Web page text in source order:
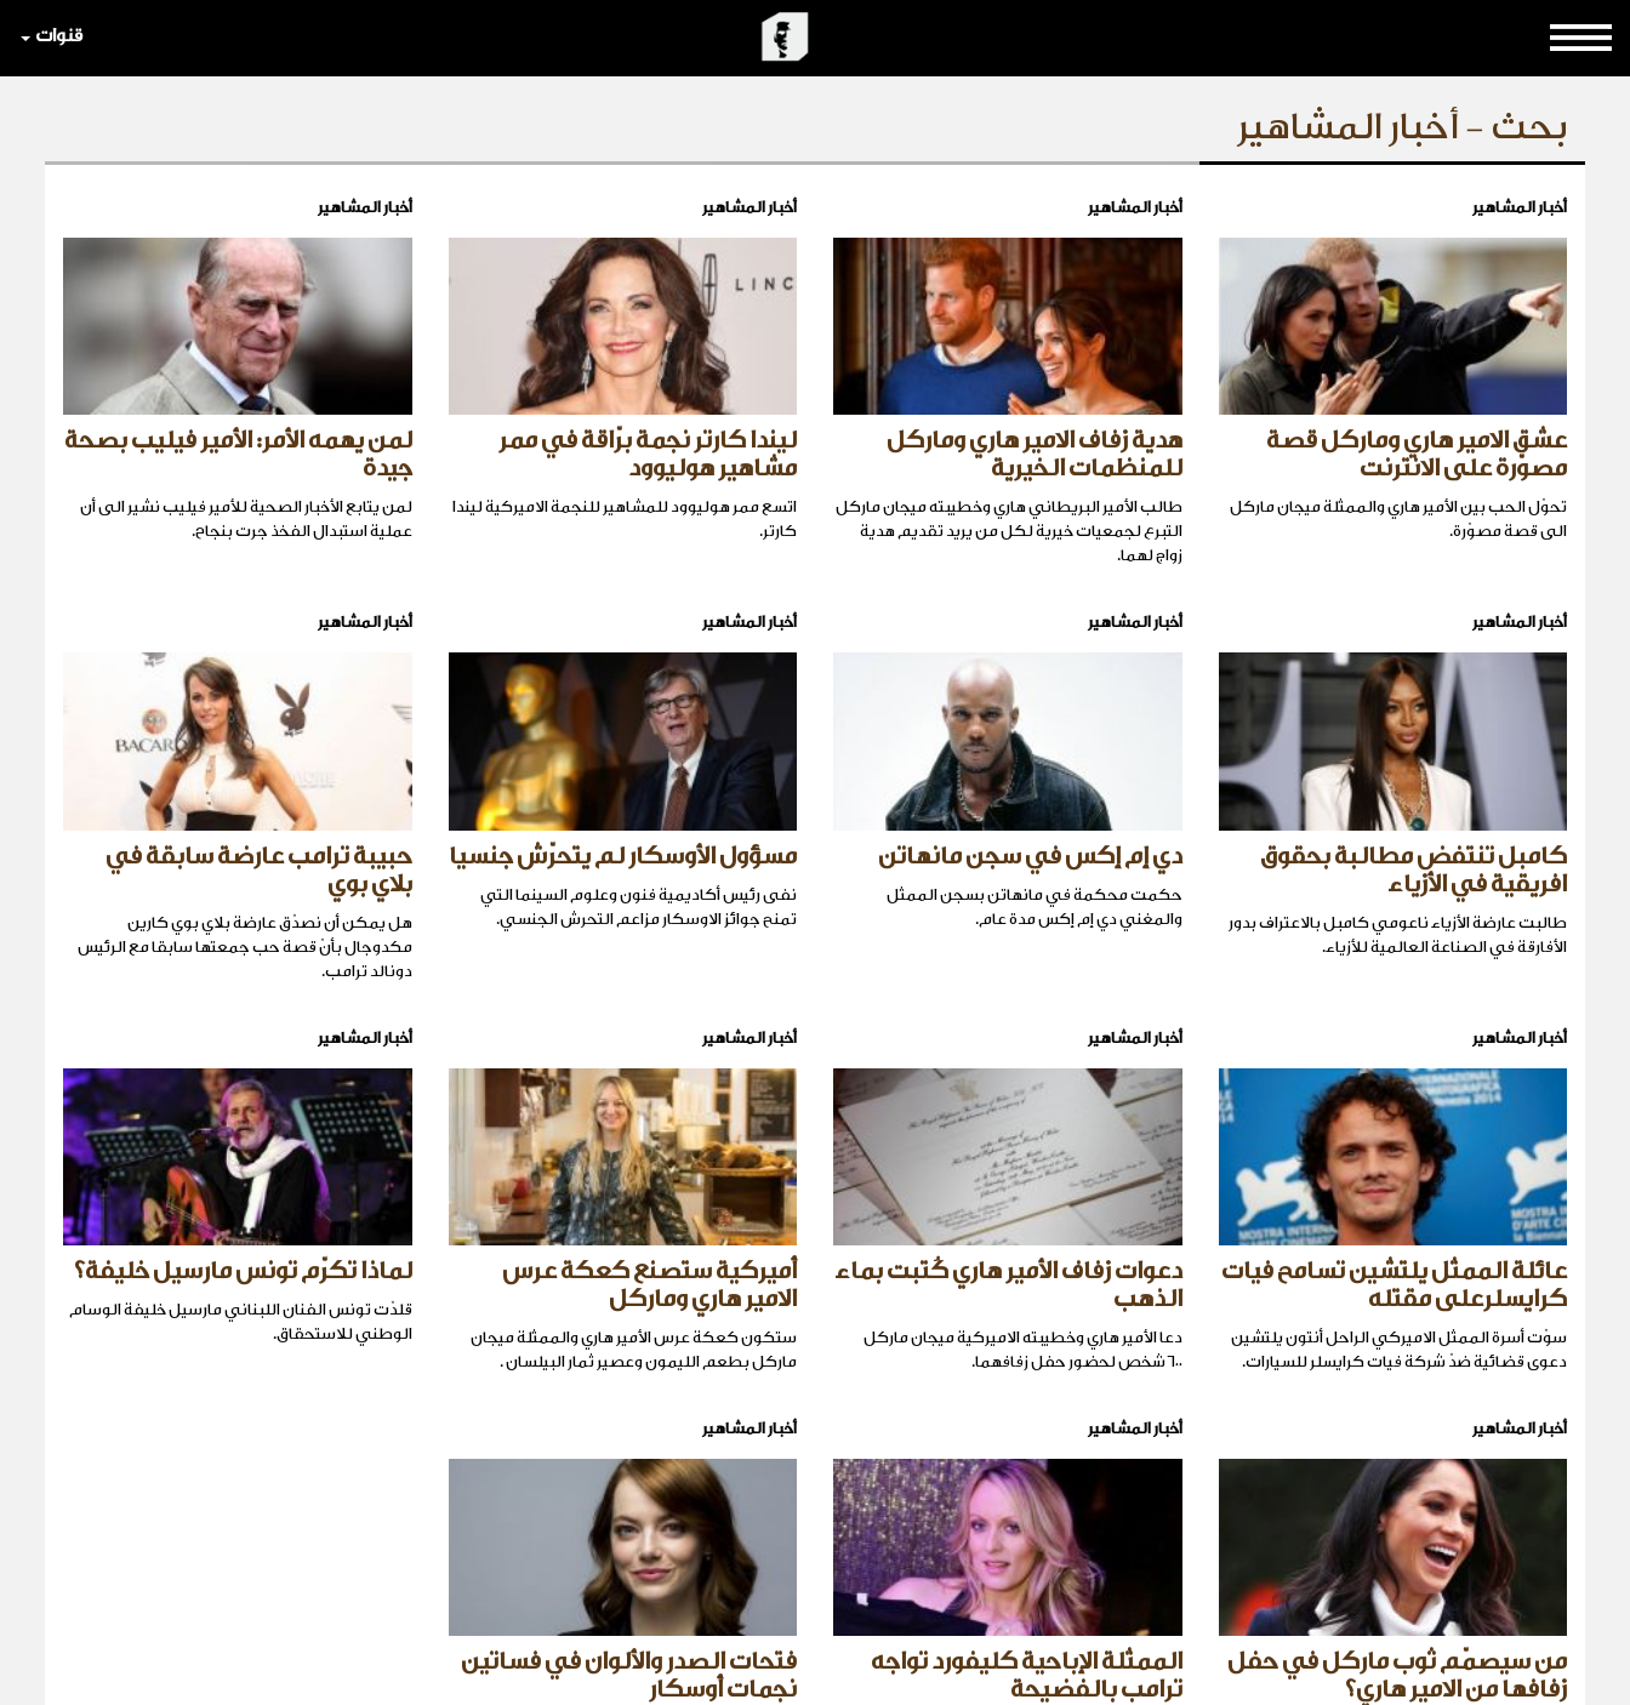
قنوات
بحث - أخبار المشاهير
أخبار المشاهير
عشق الامير هاري وماركل قصة
مصوّرة على الانترنت
تحوّل الحب بين الأمير هاري والممثلة ميجان ماركل
الى قصة مصوّرة.
أخبار المشاهير
هدية زفاف الامير هاري وماركل
للمنظمات الخيرية
طالب الأمير البريطاني هاري وخطيبته ميجان ماركل
التبرع لجمعيات خيرية لكل من يريد تقديم هدية
زواج لهما.
أخبار المشاهير
ليندا كارتر نجمة برّاقة في ممر
مشاهير هوليوود
اتسع ممر هوليوود للمشاهير للنجمة الاميركية ليندا
كارتر.
أخبار المشاهير
لمن يهمه الأمر: الأمير فيليب بصحة
جيدة
لمن يتابع الأخبار الصحية للأمير فيليب نشير الى أن
عملية استبدال الفخذ جرت بنجاح.
أخبار المشاهير
كامبل تنتفض مطالبة بحقوق
افريقية في الأزياء
طالبت عارضة الأزياء ناعومي كامبل بالاعتراف بدور
الأفارقة في الصناعة العالمية للأزياء.
أخبار المشاهير
دي إم إكس في سجن مانهاتن
حكمت محكمة في مانهاتن بسجن الممثل
والمغني دي إم إكس مدة عام.
أخبار المشاهير
مسؤول الأوسكار لم يتحرّش جنسيا
نفى رئيس أكاديمية فنون وعلوم السينما التي
تمنح جوائز الاوسكار مزاعم التحرش الجنسي.
أخبار المشاهير
حبيبة ترامب عارضة سابقة في
بلاي بوي
هل يمكن أن نصدّق عارضة بلاي بوي كارين
مكدوجال بأنّ قصة حب جمعتها سابقا مع الرئيس
دونالد ترامب.
أخبار المشاهير
عائلة الممثل يلتشين تسامح فيات
كرايسلرعلى مقتله
سوّت أسرة الممثل الاميركي الراحل أنتون يلتشين
دعوى قضائية ضدّ شركة فيات كرايسلر للسيارات.
أخبار المشاهير
دعوات زفاف الأمير هاري كُتبت بماء
الذهب
دعا الأمير هاري وخطيبته الاميركية ميجان ماركل
٦٠٠شخص لحضور حفل زفافهما.
أخبار المشاهير
أميركية ستصنع كعكة عرس
الامير هاري وماركل
ستكون كعكة عرس الأمير هاري والممثلة ميجان
ماركل بطعم الليمون وعصير ثمار البيلسان .
أخبار المشاهير
لماذا تكرّم تونس مارسيل خليفة؟
قلدّت تونس الفنان اللبناني مارسيل خليفة الوسام
الوطني للاستحقاق.
أخبار المشاهير
من سيصمّم ثوب ماركل في حفل
زفافها من الامير هاري؟
أخبار المشاهير
الممثلة الإباحية كليفورد تواجه
ترامب بالفضيحة
أخبار المشاهير
فتحات الصدر والألوان في فساتين
نجمات أوسكار